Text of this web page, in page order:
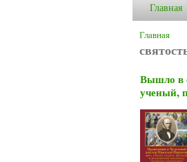
Главная
Вы здесь
Главная
Вышло в
ученый,